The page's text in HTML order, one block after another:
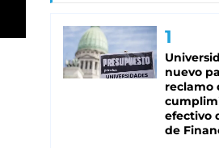
nuevo
reclamo
efectivo
de